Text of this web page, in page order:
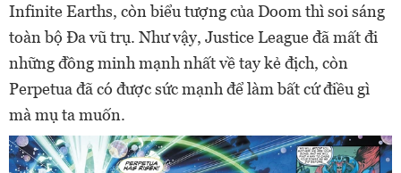
Infinite Earths, còn biểu tượng của Doom thì soi sáng
toàn bộ Đa vũ trụ. Như vậy, Justice League đã mất đi
những đồng minh mạnh nhất về tay kẻ địch, còn
Perpetua đã có được sức mạnh để làm bất cứ điều gì
mà mụ ta muốn.